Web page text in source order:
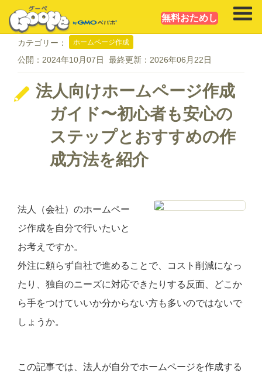
無料おためし
カテゴリー： ホームページ作成
公開： 2024年10月07日 最終更新： 2026年06月22日
法人向けホームページ作成
ガイド〜初心者も安心の
ステップとおすすめの作
成方法を紹介
法人（会社）のホームペー
ジ作成を自分で行いたいと
お考えですか。
外注に頼らず自社で進めることで、コスト削減になっ
たり、独自のニーズに対応できたりする反面、どこか
ら手をつけていいか分からない方も多いのではないで
しょうか。
この記事では、法人が自分でホームページを作成する